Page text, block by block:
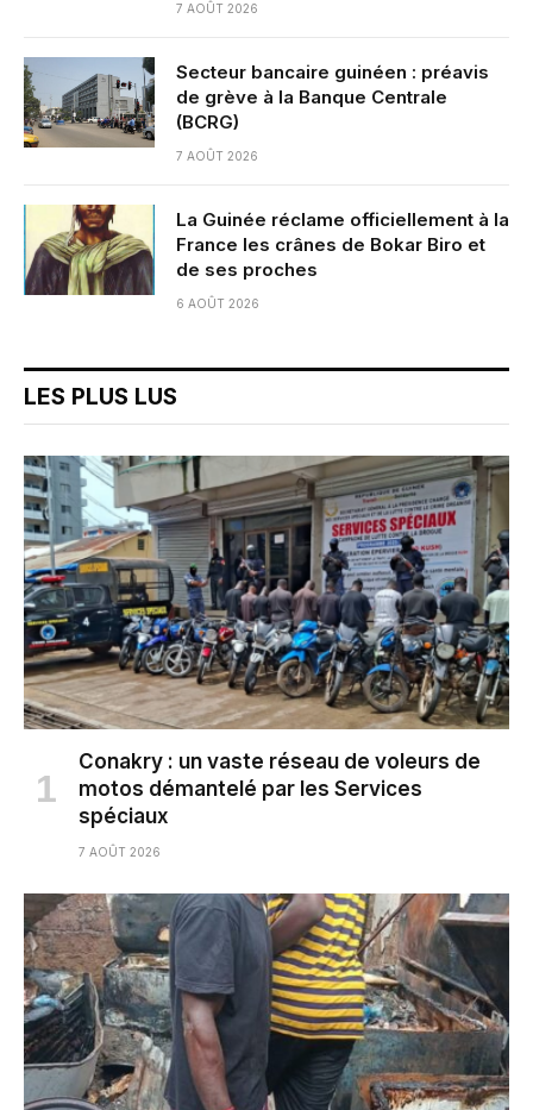
7 AOÛT 2026
Secteur bancaire guinéen : préavis
de grève à la Banque Centrale
(BCRG)
7 AOÛT 2026
La Guinée réclame officiellement à la
France les crânes de Bokar Biro et
de ses proches
6 AOÛT 2026
LES PLUS LUS
Conakry : un vaste réseau de voleurs de
motos démantelé par les Services
spéciaux
7 AOÛT 2026